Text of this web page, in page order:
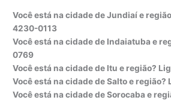
Você está na cidade de Jundiaí e
4230-0113
Você está na cidade de Indaiatuba e
0769
Você está na cidade de Itu e região?
Você está na cidade de Salto e
Você está na cidade de Sorocaba e